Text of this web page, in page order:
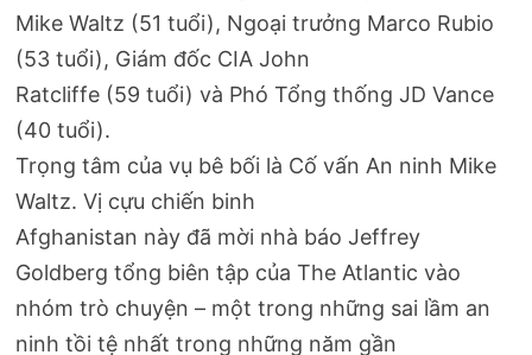
Mike Waltz (51 tuổi), Ngoại trưởng Marco Rubio
(53 tuổi), Giám đốc CIA John
Ratcliffe (59 tuổi) và Phó Tổng thống JD Vance
(40 tuổi).
Trọng tâm của vụ bê bối là Cố vấn An ninh Mike
Waltz. Vị cựu chiến binh
Afghanistan này đã mời nhà báo Jeffrey
Goldberg tổng biên tập của The Atlantic vào
nhóm trò chuyện – một trong những sai lầm an
ninh tồi tệ nhất trong những năm gần